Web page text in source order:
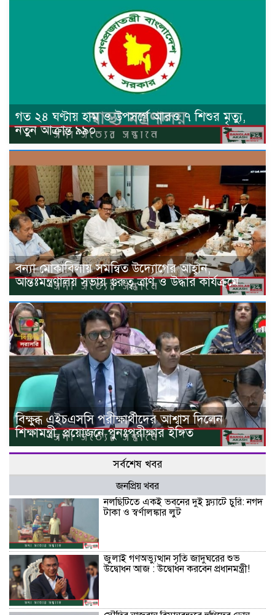
গত ২৪ ঘণ্টায় হাম ও উপসর্গে আরও ৭ শিশুর মৃত্যু,
নতুন আক্রান্ত ৯৯০
বন্যা মোকাবিলায় সমন্বিত উদ্যোগের আহ্বান,
আন্তঃমন্ত্রণালয় সভায় গুরুত্ব ত্রাণ ও উদ্ধার কার্যক্রমে
বিক্ষুব্ধ এইচএসসি পরীক্ষার্থীদের আশ্বাস দিলেন
শিক্ষামন্ত্রী, প্রয়োজনে পুনঃপরীক্ষার ইঙ্গিত
সর্বশেষ খবর
জনপ্রিয় খবর
নলছিটিতে একই ভবনের দুই ফ্ল্যাটে চুরি: নগদ
টাকা ও স্বর্ণালঙ্কার লুট
জুলাই গণঅভ্যুত্থান সৃতি জাদুঘরের শুভ
উদ্বোধন আজ : উদ্বোধন করবেন প্রধানমন্ত্রী!